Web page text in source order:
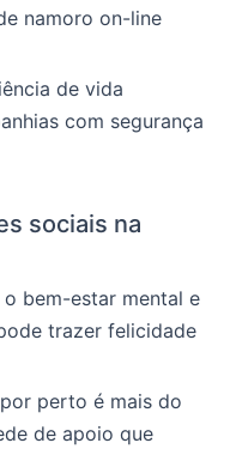
namoro on-line
de vida
com segurança
sociais na
bem-estar mental e
trazer felicidade
perto é mais do
de apoio que